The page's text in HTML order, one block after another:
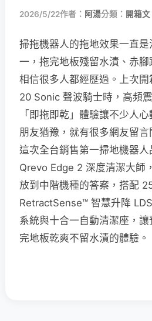
2026/5/22作者： 阿湯分類： 開箱文
掃拖機器人的拖地效果一直
一，拖完地板殘留水漬、赤腳
相信很多人都經歷過。上次
20 Sonic 聲波騎士時，高頻
「即拖即乾」體驗讓不少人
朋友猶豫，就有很多網友留言
這次全台銷售第一掃地機器
Qrevo Edge 2 深度清潔大師
放到中階機種的答案，搭配
RetractSense™ 智慧升降
系統與十合一自動清潔座，
完地板乾爽不留水漬的體驗。